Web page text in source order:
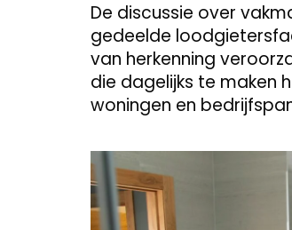
De discussie over
gedeelde
van herkenning
die dagelijks te maken
woningen en